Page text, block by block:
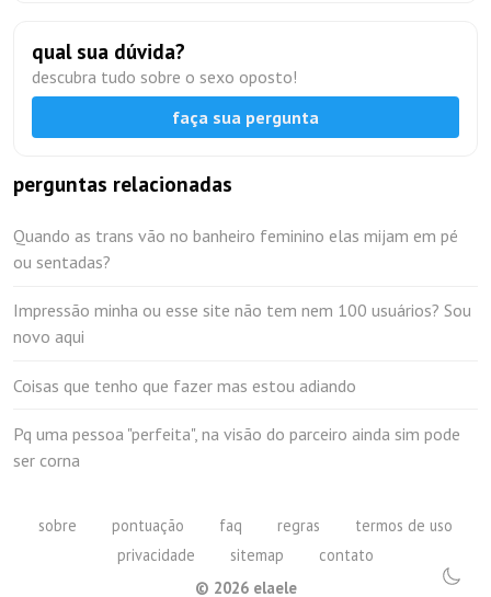
qual sua dúvida?
descubra tudo sobre o sexo oposto!
faça sua pergunta
perguntas relacionadas
Quando as trans vão no banheiro feminino elas mijam em pé
ou sentadas?
Impressão minha ou esse site não tem nem 100 usuários? Sou
novo aqui
Coisas que tenho que fazer mas estou adiando
Pq uma pessoa "perfeita", na visão do parceiro ainda sim pode
ser corna
sobre pontuação faq regras
termos de uso
privacidade
sitemap
contato
© 2026elaele